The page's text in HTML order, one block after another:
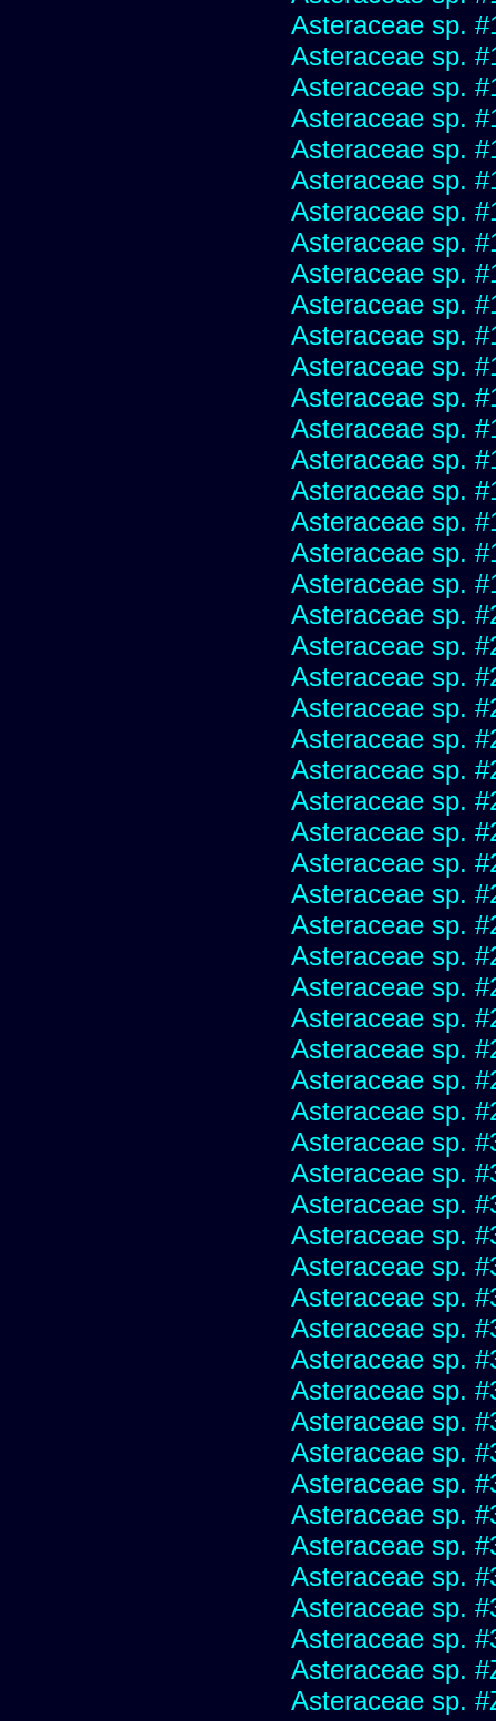
Asteraceae sp.
Asteraceae sp.
Asteraceae sp.
Asteraceae sp.
Asteraceae sp.
Asteraceae sp.
Asteraceae sp.
Asteraceae sp.
Asteraceae sp.
Asteraceae sp.
Asteraceae sp.
Asteraceae sp.
Asteraceae sp.
Asteraceae sp.
Asteraceae sp.
Asteraceae sp.
Asteraceae sp.
Asteraceae sp.
Asteraceae sp.
Asteraceae sp.
Asteraceae sp.
Asteraceae sp.
Asteraceae sp.
Asteraceae sp.
Asteraceae sp.
Asteraceae sp.
Asteraceae sp.
Asteraceae sp.
Asteraceae sp.
Asteraceae sp.
Asteraceae sp.
Asteraceae sp.
Asteraceae sp.
Asteraceae sp.
Asteraceae sp.
Asteraceae sp.
Asteraceae sp.
Asteraceae sp.
Asteraceae sp.
Asteraceae sp.
Asteraceae sp.
Asteraceae sp.
Asteraceae sp.
Asteraceae sp.
Asteraceae sp.
Asteraceae sp.
Asteraceae sp.
Asteraceae sp.
Asteraceae sp.
Asteraceae sp.
Asteraceae sp.
Asteraceae sp.
Asteraceae sp.
Asteraceae sp.
Asteraceae sp.